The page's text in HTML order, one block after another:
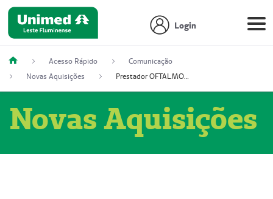
Login
Acesso Rápido
Comunicação
Novas Aquisições
Prestador OFTALMOCLÍNICA SÃO GONÇALO (55004164-2)
Novas Aquisições